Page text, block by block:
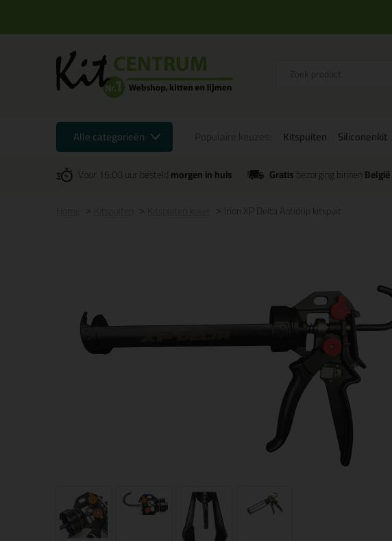
Alle categorieën Kitspuiten Siliconenkit
Voor 16:00 uur besteldmorgen in huis Gratisbezorging binnenBelgië
Irion XP Delta Antidrip kitspuit